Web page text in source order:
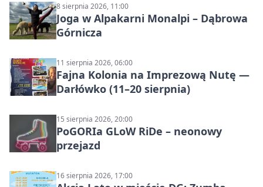
8 sierpnia 2026, 11:00
Joga w Alpakarni Monalpi – Dąbrowa
Górnicza
11 sierpnia 2026, 06:00
Fajna Kolonia na Imprezową Nutę —
Darłówko (11–20 sierpnia)
15 sierpnia 2026, 20:00
PoGORIa GLoW RiDe – neonowy
przejazd
16 sierpnia 2026, 17:00